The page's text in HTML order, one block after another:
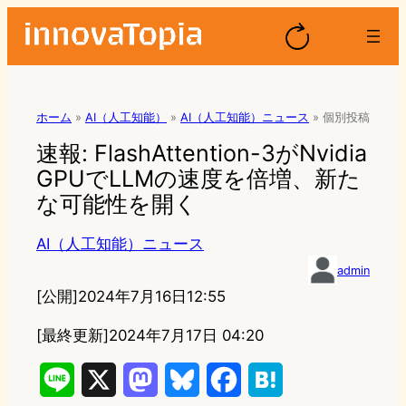
ホーム » AI（人工知能） » AI（人工知能）ニュース » 個別投稿
速報: FlashAttention-3がNvidia
GPUでLLMの速度を倍増、新た
な可能性を開く
AI（人工知能）ニュース
admin
[公開]2024年7月16日12:55
[最終更新]2024年7月17日 04:20